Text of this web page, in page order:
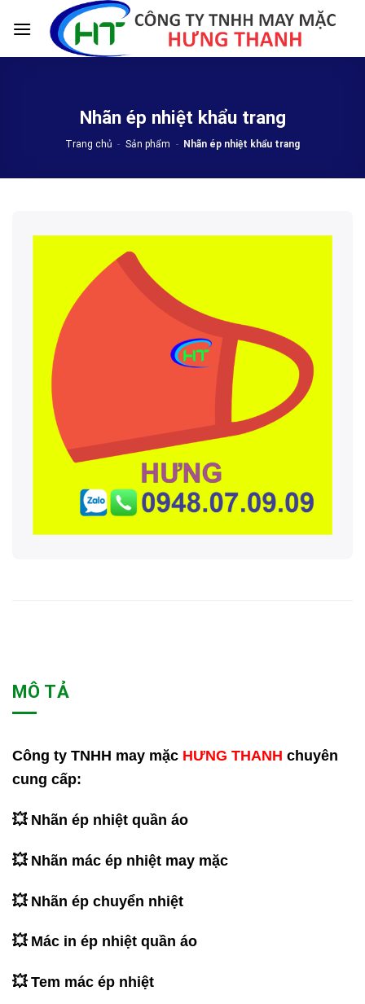
Nhãn ép nhiệt khẩu trang
Trang chủ - Sản phẩm - Nhãn ép nhiệt khẩu trang
MÔ TẢ
Công ty TNHH may mặc HƯNG THANH chuyên
cung cấp:
💥 Nhãn ép nhiệt quần áo
💥 Nhãn mác ép nhiệt may mặc
💥 Nhãn ép chuyển nhiệt
💥 Mác in ép nhiệt quần áo
💥 Tem mác ép nhiệt